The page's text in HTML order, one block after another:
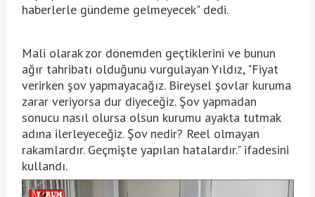
haberlerle gündeme gelmeyecek" dedi.
Mali olarak zor dönemden geçtiklerini ve bunun
ağır tahribatı olduğunu vurgulayan Yıldız, "Fiyat
verirken şov yapmayacağız. Bireysel şovlar kuruma
zarar veriyorsa dur diyeceğiz. Şov yapmadan
sonucu nasıl olursa olsun kurumu ayakta tutmak
adına ilerleyeceğiz. Şov nedir? Reel olmayan
rakamlardır. Geçmişte yapılan hatalardır." ifadesini
kullandı.